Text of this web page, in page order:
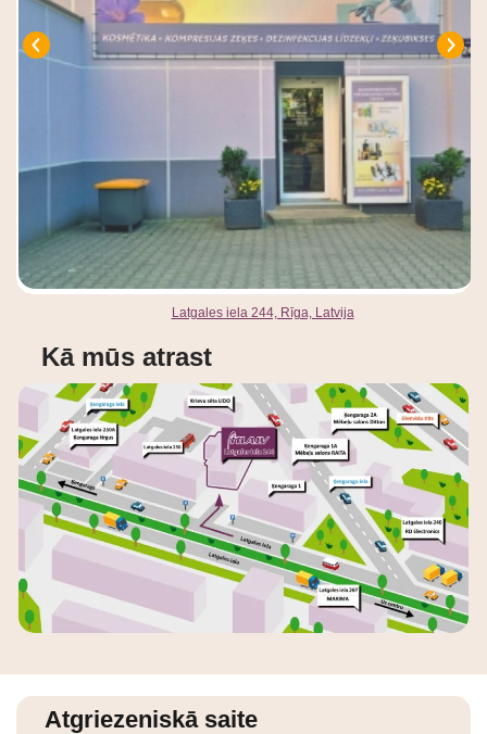
Latgales iela 244, Rīga, Latvija
Kā mūs atrast
Atgriezeniskā saite